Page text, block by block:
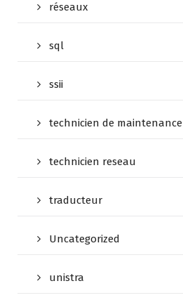
réseaux
sql
ssii
technicien de maintenance
technicien reseau
traducteur
Uncategorized
unistra